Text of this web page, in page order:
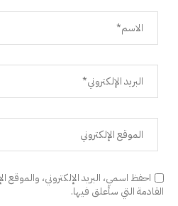
احفظ اسمي، البريد الإلكتروني، والموقع
القادمة التي سأعلق فيها.